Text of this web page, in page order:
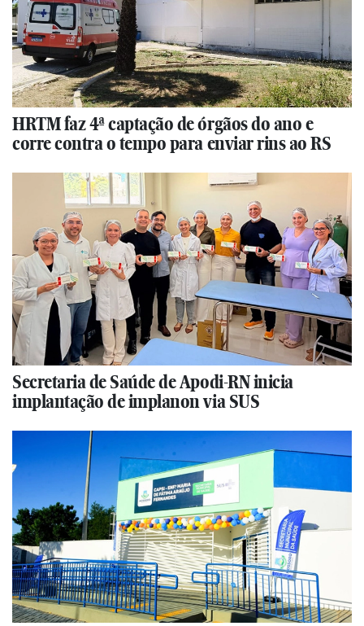
HRTM faz 4ª captação de órgãos do ano e
corre contra o tempo para enviar rins ao RS
Secretaria de Saúde de Apodi-RN inicia
implantação de implanon via SUS